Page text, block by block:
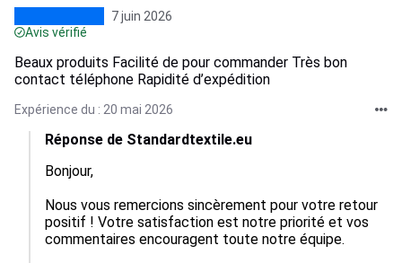
7 juin 2026
Avis vérifié
Beaux produits Facilité de pour commander Très bon
contact téléphone Rapidité d’expédition
Expérience du : 20 mai 2026
Réponse de Standardtextile.eu
Bonjour,
Nous vous remercions sincèrement pour votre retour
positif ! Votre satisfaction est notre priorité et vos
commentaires encouragent toute notre équipe.